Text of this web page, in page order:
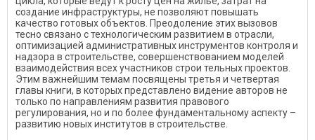
создание инфраструктуры, не позволяют повышать
качество готовых объектов. Преодоление этих вызовов
тесно связано с технологическим развитием в отрасли,
оптимизацией административных инструментов контроля и
надзора в строительстве, совершенствованием моделей
взаимодействия всех участников строи тельных проектов.
Этим важнейшим темам посвящены третья и четвертая
главы книги, в которых представлено видение авторов не
только по направлениям развития правового
регулирования, но и по более фундаментальному аспекту –
развитию новых институтов в строительстве.